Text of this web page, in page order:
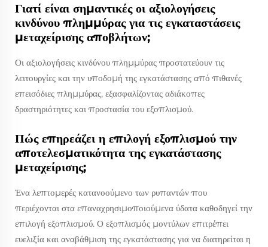
Γιατί είναι σημαντικές οι αξιολογήσεις
κινδύνου πλημμύρας για τις εγκαταστάσεις
μεταχείρισης αποβλήτων;
Οι αξιολογήσεις κινδύνου πλημμύρας προστατεύουν τις
λειτουργίες και την υποδομή της εγκατάστασης από πιθανές
επεισόδιες πλημμύρας, εξασφαλίζοντας αδιάκοπες
δραστηριότητες και προστασία του εξοπλισμού.
Πώς επηρεάζει η επιλογή εξοπλισμού την
αποτελεσματικότητα της εγκατάστασης
μεταχείρισης;
Ένα λεπτομερές κατανοούμενο των ρυπαντών που
περιέχονται στα επαναχρησιμοποιούμενα ύδατα καθοδηγεί την
επιλογή εξοπλισμού. Ο εξοπλισμός μοντύλων επιτρέπει
ευελιξία και αναβάθμιση της εγκατάστασης για να διατηρείται η